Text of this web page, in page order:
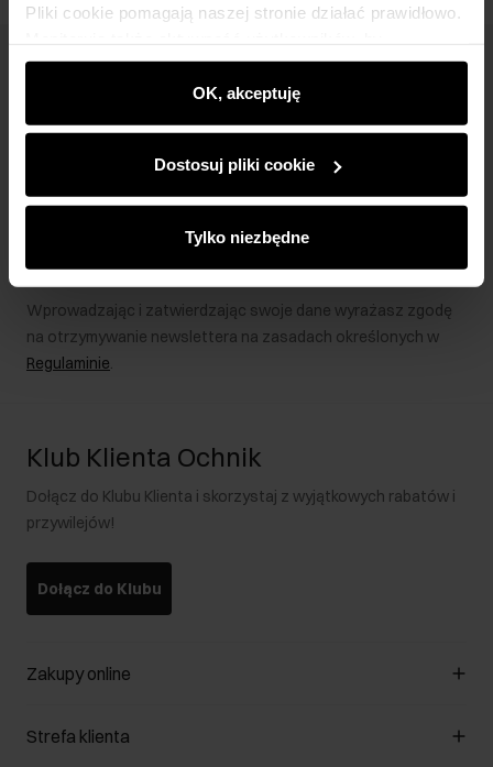
Pliki cookie pomagają naszej stronie działać prawidłowo.
wyświetlać im dopasowane do ich preferencji treści,
rekomendacje oraz komunikaty reklamowe informujące o
najnowszych promocjach w e-sklepie. Informacje o tym,
partnerom społecznościowym, reklamowym i
analitycznym. Partnerzy mogą połączyć te informacje z
podczas korzystania z ich usług.
OK, akceptuję
Dostosuj pliki cookie
Tylko niezbędne
Zapisz się
Wprowadzając i zatwierdzając swoje dane wyrażasz zgodę
na otrzymywanie newslettera na zasadach określonych w
Regulaminie.
Klub Klienta Ochnik
Dołącz do Klubu Klienta i skorzystaj z wyjątkowych rabatów i
przywilejów!
Dołącz do Klubu
Zakupy online
Zarządzaj cookies
Strefa klienta